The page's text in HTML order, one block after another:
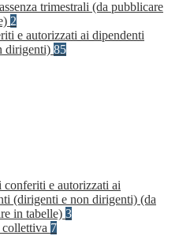
trimestrali (da pubblicare
2
e autorizzati ai dipendenti
dirigenti) 85
conferiti e autorizzati ai
(dirigenti e non dirigenti) (da
in tabelle) 3
7